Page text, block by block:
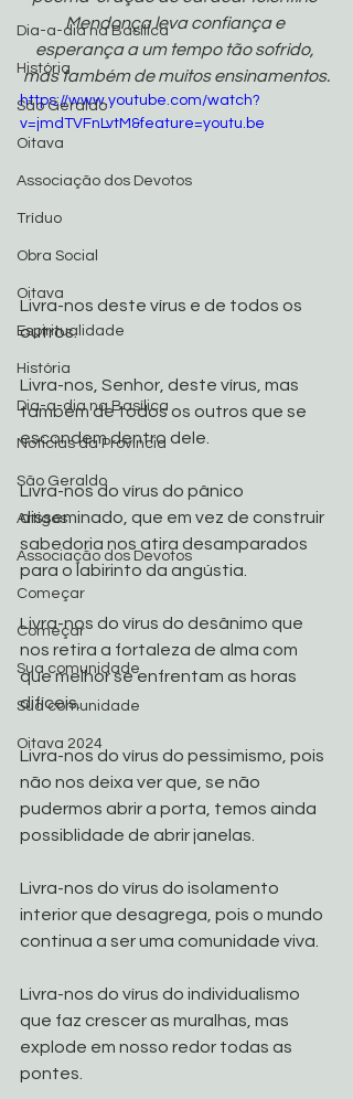
Dia-a-dia na Basílica
História
São Geraldo
Oitava
Associação dos Devotos
Tríduo
Obra Social
Oitava
Espiritualidade
História
Dia-a-dia na Basílica
Noticias da Província
São Geraldo
Artigos
Associação dos Devotos
Começar
Começar
Sua comunidade
Sua comunidade
Oitava 2024
Mendonça leva confiança e
esperança a um tempo tão sofrido,
mas também de muitos ensinamentos.
https://www.youtube.com/watch?
v=jmdTVFnLvtM&feature=youtu.be
Livra-nos deste vírus e de todos os
outros.
Livra-nos, Senhor, deste vírus, mas
também de todos os outros que se
escondem dentro dele.
Livra-nos do vírus do pânico
disseminado, que em vez de construir
sabedoria nos atira desamparados
para o labirinto da angústia.
Livra-nos do vírus do desânimo que
nos retira a fortaleza de alma com
que melhor se enfrentam as horas
difíceis.
Livra-nos do vírus do pessimismo, pois
não nos deixa ver que, se não
pudermos abrir a porta, temos ainda
possiblidade de abrir janelas.
Livra-nos do vírus do isolamento
interior que desagrega, pois o mundo
continua a ser uma comunidade viva.
Livra-nos do vírus do individualismo
que faz crescer as muralhas, mas
explode em nosso redor todas as
pontes.